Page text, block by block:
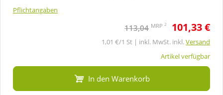
Pflichtangaben
113,04 MRP 2 101,33 €
1,01 €/1 St | inkl. MwSt. inkl.Versand
Artikel verfügbar
In den Warenkorb